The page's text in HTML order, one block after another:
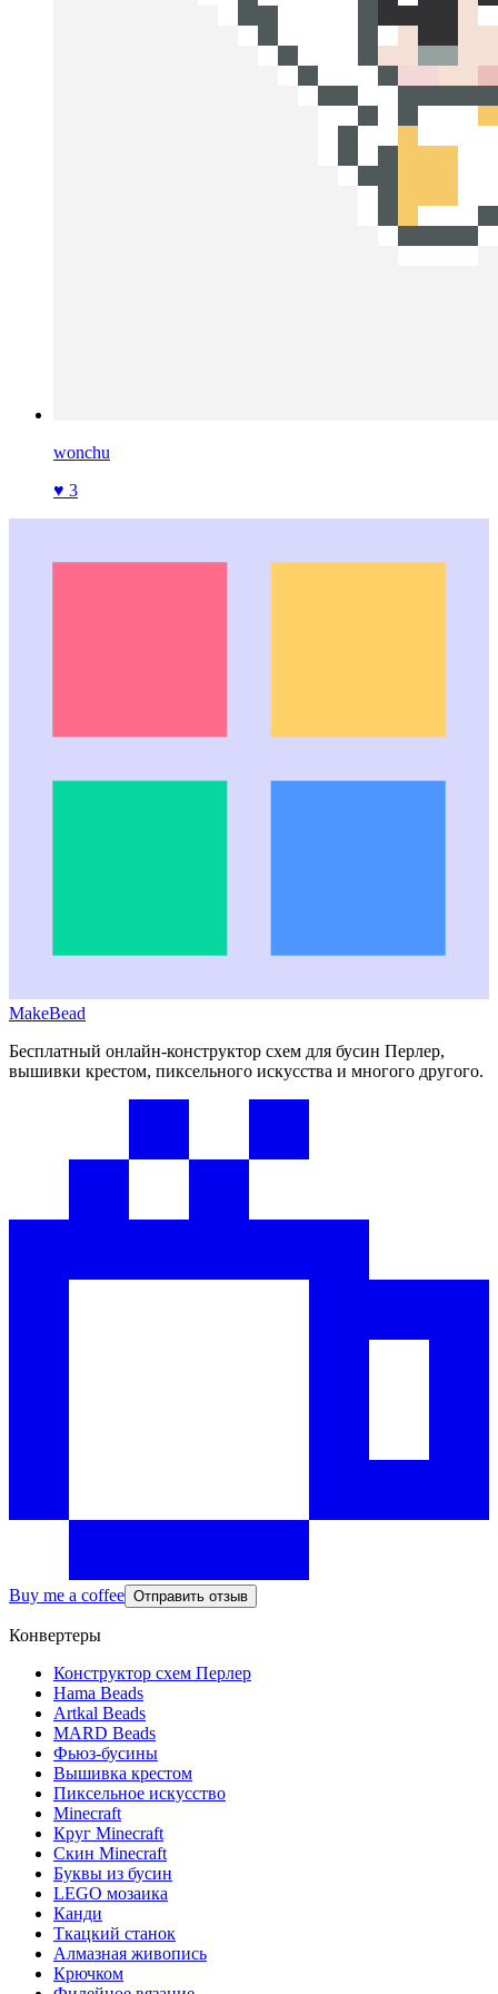
wonchu
♥ 3
MakeBead
Бесплатный онлайн-конструктор схем для бусин Перлер,
вышивки крестом, пиксельного искусства и многого другого.
Buy me a coffee Отправить отзыв
Конвертеры
Конструктор схем Перлер
Hama Beads
Artkal Beads
MARD Beads
Фьюз-бусины
Вышивка крестом
Пиксельное искусство
Minecraft
Круг Minecraft
Скин Minecraft
Буквы из бусин
LEGO мозаика
Канди
Ткацкий станок
Алмазная живопись
Крючком